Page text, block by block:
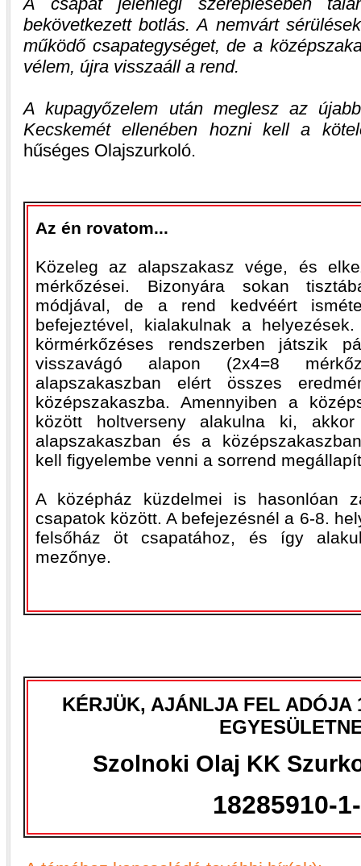
bekövetkezett botlás. A nemvárt
működő csapategységet, de a
vélem, újra visszaáll a rend.
A kupagyőzelem után meglesz az
Kecskemét ellenében hozni kell a
hűséges Olajszurkoló.
Az én rovatom...
Közeleg az alapszakasz vége, és
mérkőzései. Bizonyára sokan
módjával, de a rend kedvéért
befejeztével, kialakulnak a
körmérkőzéses rendszerben játszik
visszavágó alapon (2x4=8
alapszakaszban elért összes
középszakaszba. Amennyiben a
között holtverseny alakulna ki,
alapszakaszban és a
kell figyelembe venni a sorrend
A középház küzdelmei is hasonlóan
csapatok között. A befejezésnél a 6-8.
felsőház öt csapatához, és így
mezőnye.
KÉRJÜK, AJÁNLJA FEL ADÓJA
Szolnoki Olaj KK
18285910-